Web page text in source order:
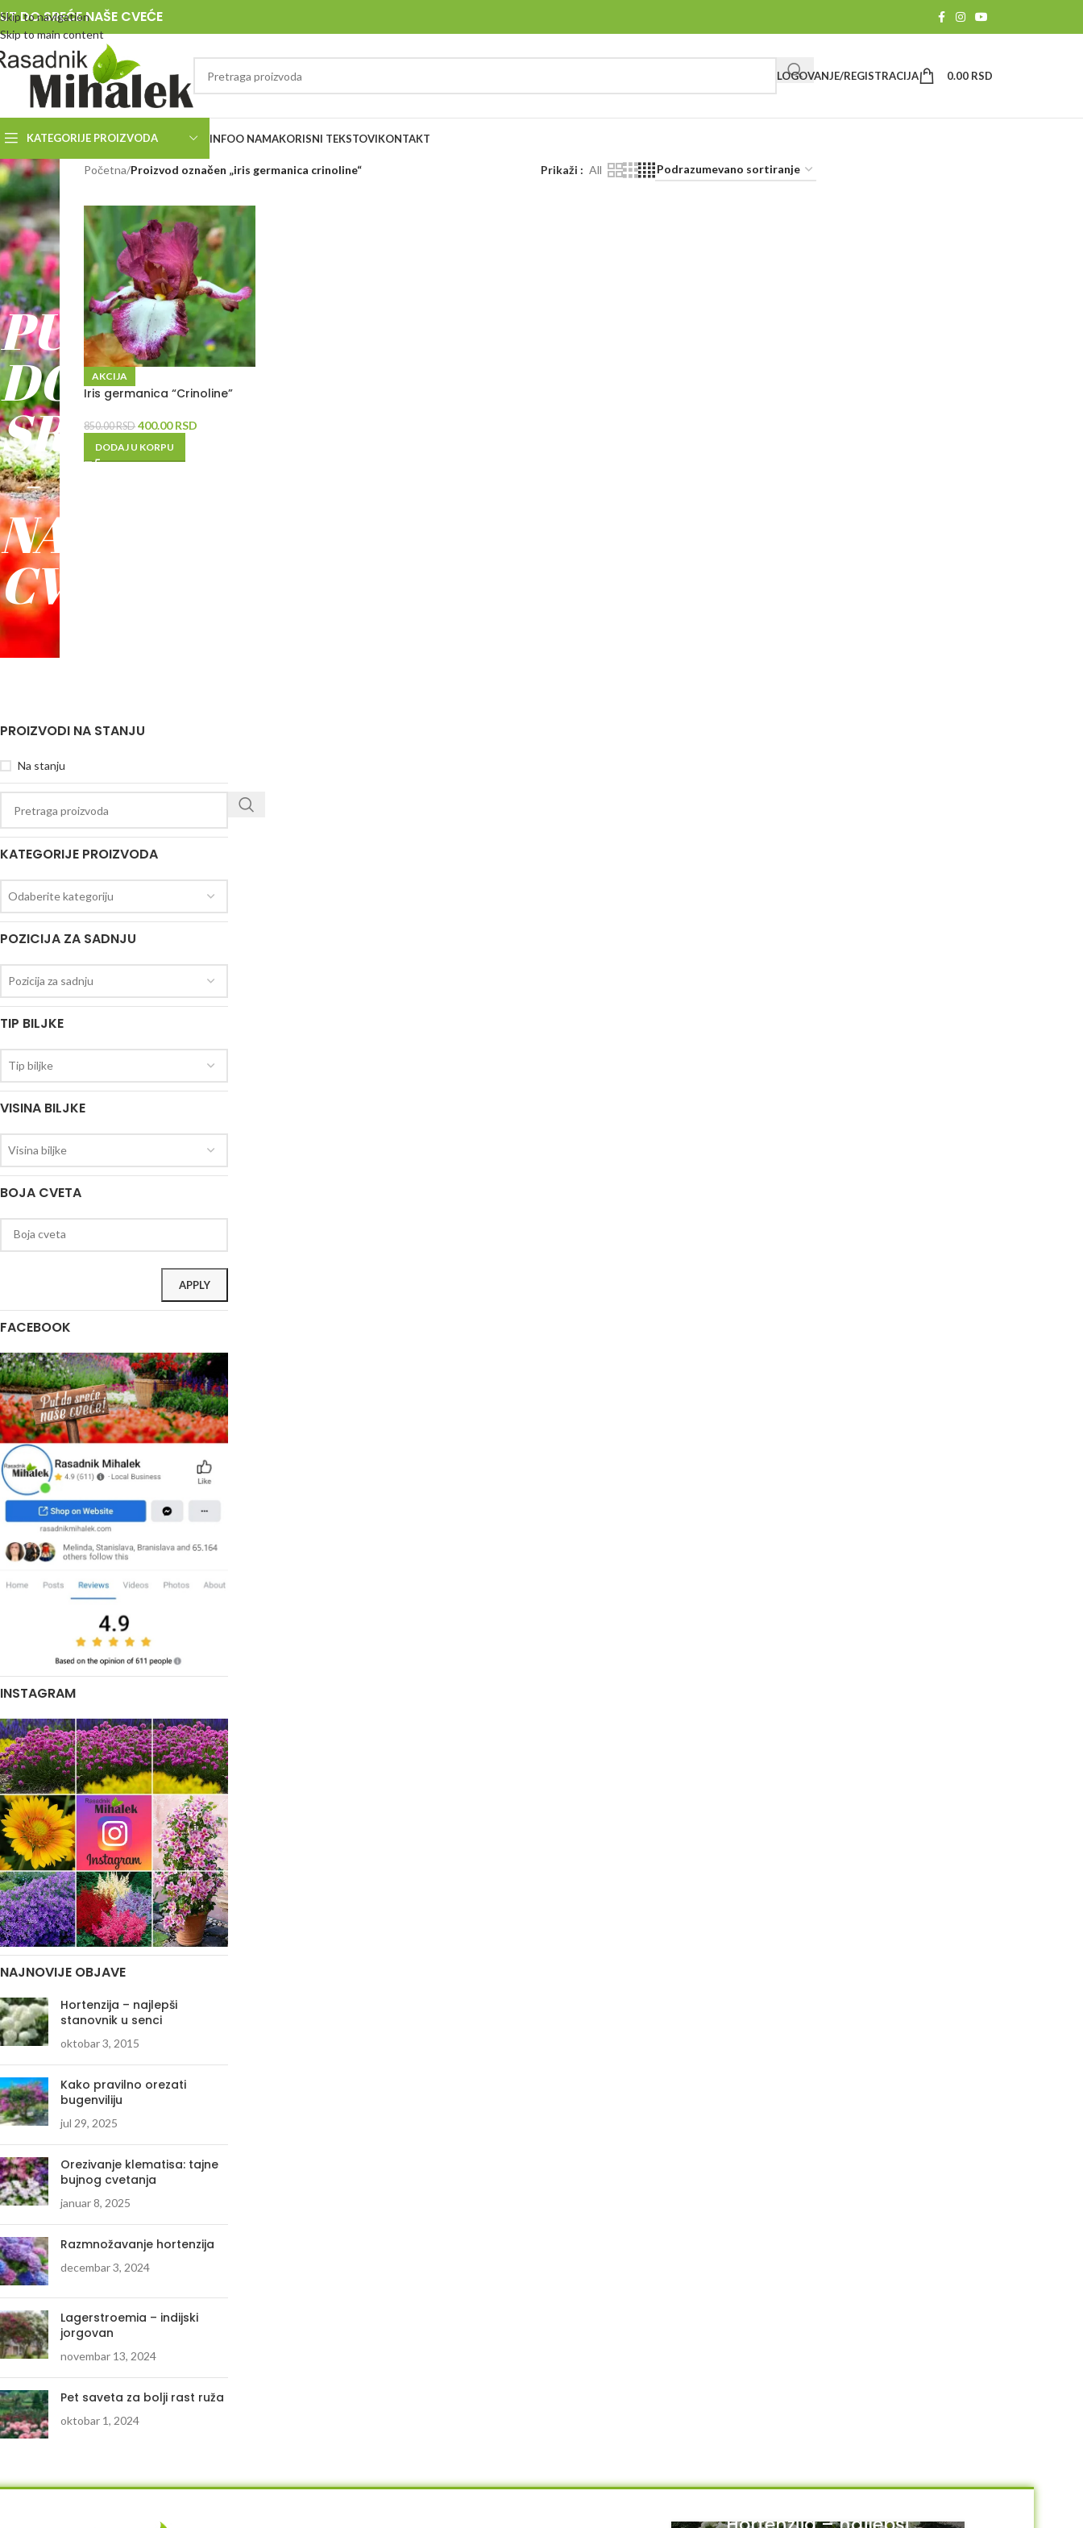
Skip to navigation
Skip to main content
DO SREĆE NAŠE CVEĆE
LOGOVANJE/REGISTRACIJA 0.00 RSD
KATEGORIJE PROIZVODA INFOO NAMAKORISNI TEKSTOVIKONTAKT
RASADNIK
MIHALEK
PUT
DO
SREĆE
-
NAŠE
CVEĆE
Početna/Proizvod označen „iris germanica crinoline“ Prikaži All
AKCIJA
Iris germanica “Crinoline”
850.00RSD 400.00RSD
DODAJ U KORPU
PROIZVODI NA STANJU
Na stanju
KATEGORIJE PROIZVODA
Odaberite kategoriju
POZICIJA ZA SADNJU
Pozicija za sadnju
TIP BILJKE
Tip biljke
VISINA BILJKE
Visina biljke
BOJA CVETA
APPLY
FACEBOOK
INSTAGRAM
NAJNOVIJE OBJAVE
Hortenzija – najlepši
stanovnik u senci
oktobar 3, 2015
Kako pravilno orezati
bugenviliju
jul 29, 2025
Orezivanje klematisa: tajne
bujnog cvetanja
januar 8, 2025
Razmnožavanje hortenzija
decembar 3, 2024
Lagerstroemia – indijski
jorgovan
novembar 13, 2024
Pet saveta za bolji rast ruža
oktobar 1, 2024